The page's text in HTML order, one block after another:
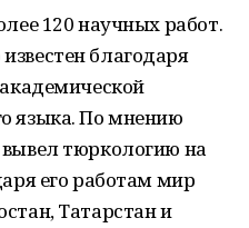
120 научных работ.
благодаря
языка. По мнению
тюркологию на
его работам мир
Татарстан и